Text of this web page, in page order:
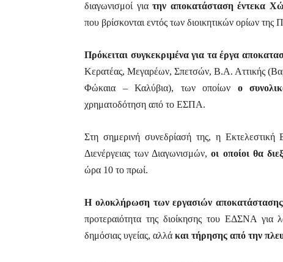
διαγωνισμοί γιατην αποκατάσταση έντεκα
που βρίσκονται εντός των διοικητικών ορίων της
Πρόκειται συγκεκριμένα για τα έργα
Κερατέας, Μεγαρέων, Σπετσών, Β.Α. Αττικής
Φώκαια – Καλύβια), των οποίων ο
χρηματοδότηση από το ΕΣΠΑ.
Στη σημερινή συνεδρίασή της, η
Διενέργειας των Διαγωνισμών,οι οποίοι θα
ώρα 10 το πρωί.
Η ολοκλήρωση των εργασιών αποκατάστασης
προτεραιότητα της διοίκησης του ΕΔΣΝΑ για
δημόσιας υγείας, αλλά και τήρησης από την